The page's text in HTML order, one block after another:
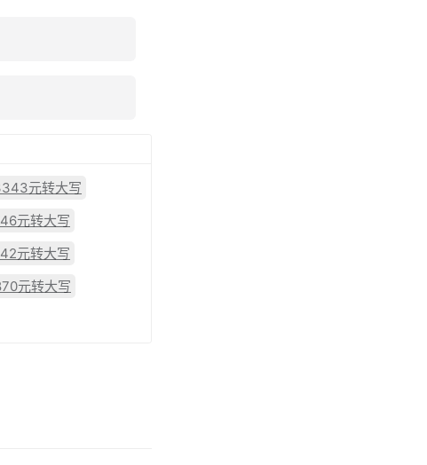
元转大写
元转大写
元转大写
元转大写